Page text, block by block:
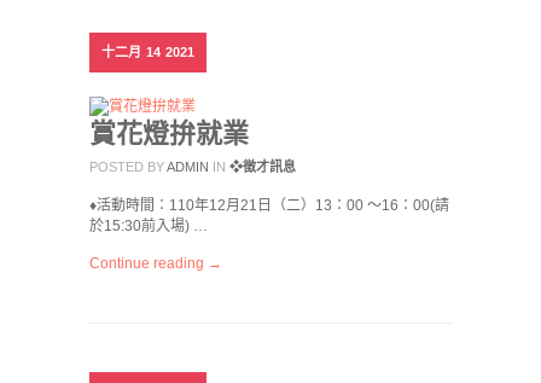
十二月 14 2021
賞花燈拚就業
POSTED BYADMIN IN ❖徵才訊息
♦️活動時間：110年12月21日（二）13：00 ～16：00(請
於15:30前入場) …
Continue reading →